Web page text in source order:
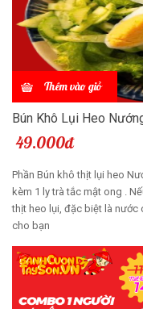
Thêm vào giỏ
Bún Khô Lụi Heo
49.000đ
Phần Bún khô thịt lụi heo
kèm 1 ly trà tắc mật ong .
thịt heo lụi, đặc biệt là nước
cho bạn